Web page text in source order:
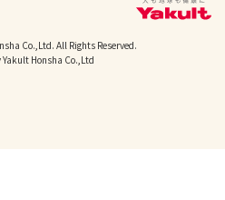
Co.,Ltd. All Rights Reserved.
Yakult Honsha Co.,Ltd